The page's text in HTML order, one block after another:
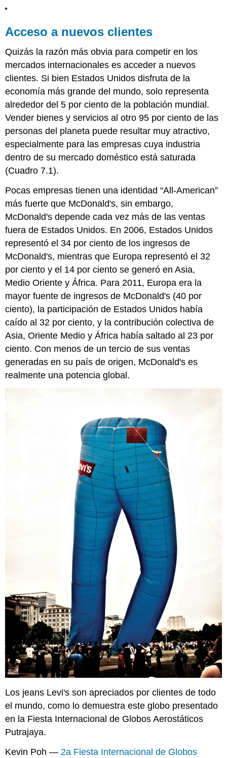
Acceso a nuevos clientes
Quizás la razón más obvia para competir en los
mercados internacionales es acceder a nuevos
clientes. Si bien Estados Unidos disfruta de la
economía más grande del mundo, solo representa
alrededor del 5 por ciento de la población mundial.
Vender bienes y servicios al otro 95 por ciento de las
personas del planeta puede resultar muy atractivo,
especialmente para las empresas cuya industria
dentro de su mercado doméstico está saturada
(Cuadro 7.1).
Pocas empresas tienen una identidad “All-American”
más fuerte que McDonald's, sin embargo,
McDonald's depende cada vez más de las ventas
fuera de Estados Unidos. En 2006, Estados Unidos
representó el 34 por ciento de los ingresos de
McDonald's, mientras que Europa representó el 32
por ciento y el 14 por ciento se generó en Asia,
Medio Oriente y África. Para 2011, Europa era la
mayor fuente de ingresos de McDonald's (40 por
ciento), la participación de Estados Unidos había
caído al 32 por ciento, y la contribución colectiva de
Asia, Oriente Medio y África había saltado al 23 por
ciento. Con menos de un tercio de sus ventas
generadas en su país de origen, McDonald's es
realmente una potencia global.
Los jeans Levi's son apreciados por clientes de todo
el mundo, como lo demuestra este globo presentado
en la Fiesta Internacional de Globos Aerostáticos
Putrajaya.
Kevin Poh —2a Fiesta Internacional de Globos